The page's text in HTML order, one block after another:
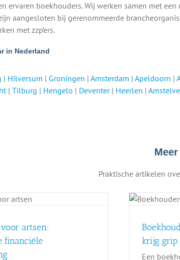
ervaren boekhouders. Wij werken samen met
aangesloten bij gerenommeerde
met zzp’ers.
in Nederland
| Hilversum | Groningen | Amsterdam | Apeldoorn |
| Tilburg | Hengelo | Deventer| Heerlen |
Praktische artikelen
artsen:
financiële
krijg grip op uw
Boekhouding
krijg
Een